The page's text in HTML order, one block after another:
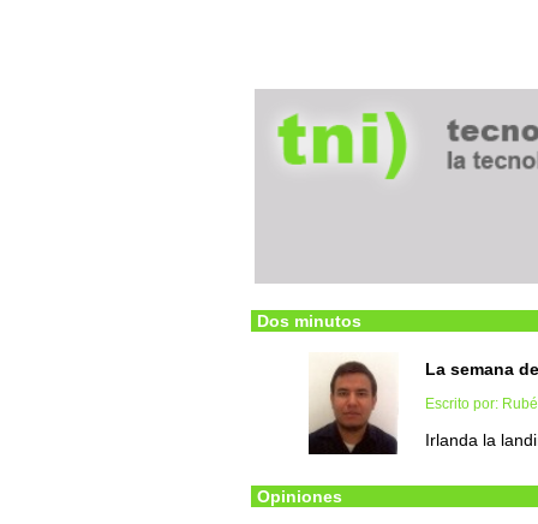
Dos minutos
La semana
Escrito por:
Irlanda la
Opiniones